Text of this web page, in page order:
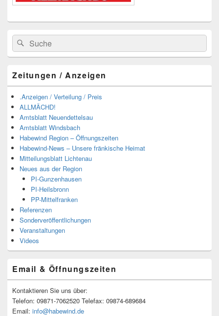
Suchen
nach:
Suchen
Zeitungen / Anzeigen
.Anzeigen / Verteilung / Preis
ALLMÄCHD!
Amtsblatt Neuendettelsau
Amtsblatt Windsbach
Habewind Region – Öffnungszeiten
Habewind-News – Unsere fränkische Heimat
Mitteilungsblatt Lichtenau
Neues aus der Region
PI-Gunzenhausen
PI-Heilsbronn
PP-Mittelfranken
Referenzen
Sonderveröffentlichungen
Veranstaltungen
Videos
Email & Öffnungszeiten
Kontaktieren Sie uns über:
Telefon: 09871-7062520 Telefax: 09874-689684
Email: info@habewind.de